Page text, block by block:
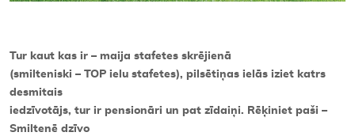
Tur kaut kas ir – maija stafetes skrējienā
(smilteniski – TOP ielu stafetes), pilsētiņas ielās iziet katrs
desmitais
iedzīvotājs, tur ir pensionāri un pat zīdaiņi. Rēķiniet paši –
Smiltenē dzīvo